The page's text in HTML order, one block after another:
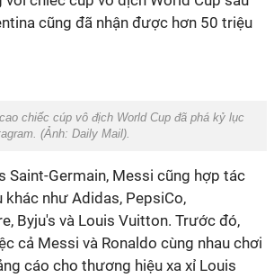
cũng đã nhận được hơn 50 triệu
chiếc cúp vô địch World Cup đã phá kỷ lục
(Ảnh: Daily Mail).
Saint-Germain, Messi cũng hợp tác
khác như Adidas, PepsiCo,
Byju's và Louis Vuitton. Trước đó,
cả Messi và Ronaldo cùng nhau chơi
cáo cho thương hiệu xa xỉ Louis